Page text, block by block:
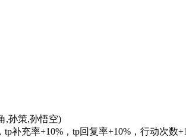
,孙策,孙悟空)
补充率+10%，tp回复率+10%，行动次数